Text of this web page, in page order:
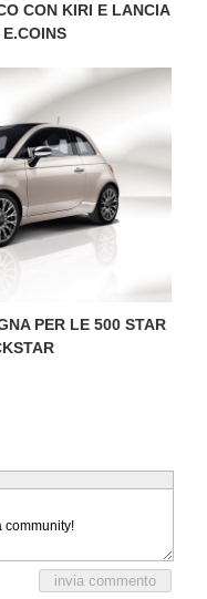
CON KIRI E LANCIA
PER LE 500 STAR
community!